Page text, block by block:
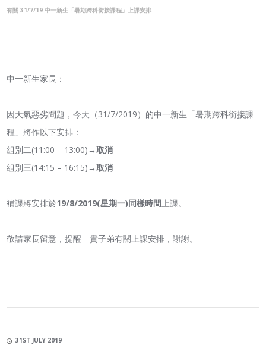
有關 31/7/19 中一新生「暑期跨科銜接課程」上課安排
中一新生家長：
因天氣惡劣問題，今天（31/7/2019）的中一新生「暑期跨科銜接課
程」將作以下安排：
組別二(11:00 – 13:00)→取消
組別三(14:15 – 16:15)→取消
補課將安排於19/8/2019(星期一)同樣時間上課。
敬請家長留意，提醒 貴子弟有關上課安排，謝謝。
31ST JULY 2019